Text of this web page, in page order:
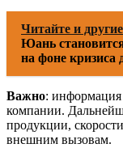
Читайте и
Юань
на фоне кризиса
Важно: информация
компании.
продукции,
внешним вызовам.